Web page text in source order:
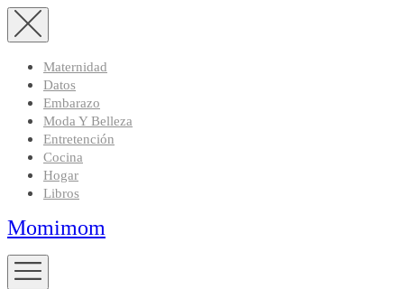
Maternidad
Datos
Embarazo
Moda Y Belleza
Entretención
Cocina
Hogar
Libros
Momimom